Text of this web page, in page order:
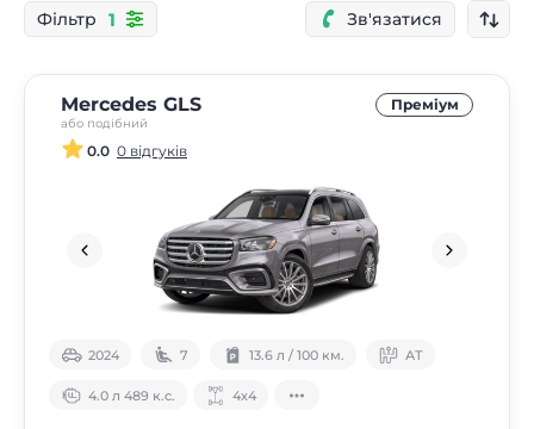
Фільтр 1 Зв'язатися
Mercedes GLS
або подібний
Преміум
0.0 0 відгуків
2024 7 13.6 л / 100 км. АТ
4.0 л 489 к.с. 4х4